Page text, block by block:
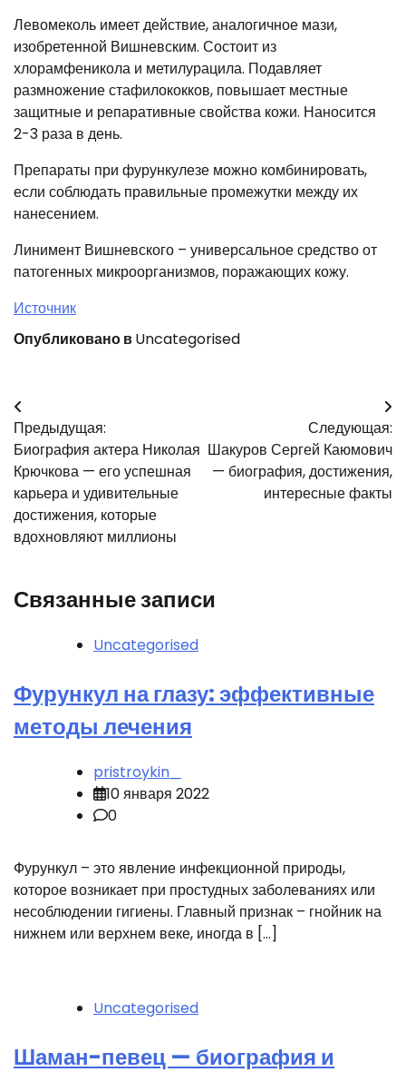
Левомеколь имеет действие, аналогичное мази,
изобретенной Вишневским. Состоит из
хлорамфеникола и метилурацила. Подавляет
размножение стафилококков, повышает местные
защитные и репаративные свойства кожи. Наносится
2-3 раза в день.
Препараты при фурункулезе можно комбинировать,
если соблюдать правильные промежутки между их
нанесением.
Линимент Вишневского – универсальное средство от
патогенных микроорганизмов, поражающих кожу.
Источник
Опубликовано вUncategorised
Навигация
по
записям
Предыдущая:
Биография актера Николая
Крючкова — его успешная
карьера и удивительные
достижения, которые
вдохновляют миллионы
Следующая:
Шакуров Сергей Каюмович
— биография, достижения,
интересные факты
Связанные записи
Uncategorised
Фурункул на глазу: эффективные
методы лечения
pristroykin_
10 января 2022
0
Фурункул – это явление инфекционной природы,
которое возникает при простудных заболеваниях или
несоблюдении гигиены. Главный признак – гнойник на
нижнем или верхнем веке, иногда в […]
Uncategorised
Шаман-певец — биография и